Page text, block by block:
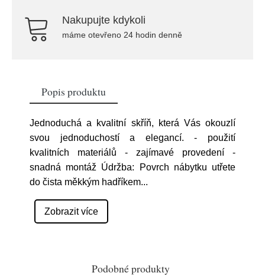
Nakupujte kdykoli
máme otevřeno 24 hodin denně
Popis produktu
Jednoduchá a kvalitní skříň, která Vás okouzlí
svou jednoduchostí a elegancí. - použití
kvalitních materiálů - zajímavé provedení -
snadná montáž Údržba: Povrch nábytku utřete
do čista měkkým hadříkem...
Zobrazit více
Podobné produkty